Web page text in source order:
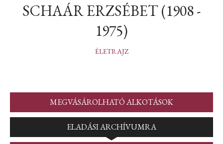
HÍREINK
RÓLUNK
SCHAÁR ERZSÉBET (1908 -
1975)
ÉLETRAJZ
MEGVÁSÁROLHATÓ ALKOTÁSOK
ELADÁSI ARCHÍVUMRA